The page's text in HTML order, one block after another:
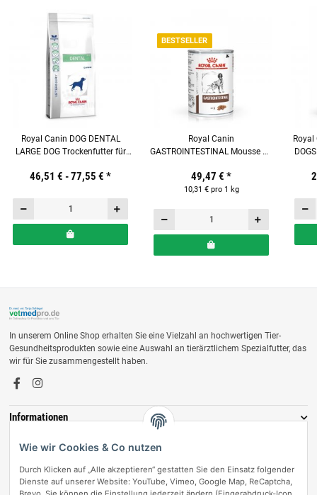
Royal Canin DOG DENTAL
LARGE DOG Trockenfutter für
46,51 € -77,55 € *
BESTSELLER
Royal Canin
GASTROINTESTINAL Mousse 12
49,47 € *
10,31 € pro 1 kg
Royal
In unserem Online Shop erhalten Sie eine Vielzahl an hochwertigen Tier-
Gesundheitsprodukten sowie eine Auswahl an tierärztlichem Spezialfutter, das
wir für Sie zusammengestellt haben.
Informationen
Zahlungsmöglichkeiten
Wie wir Cookies & Co nutzen
Durch Klicken auf „Alle akzeptieren“ gestatten Sie den Einsatz folgender
Dienste auf unserer Website: YouTube, Vimeo, Google Map, ReCaptcha,